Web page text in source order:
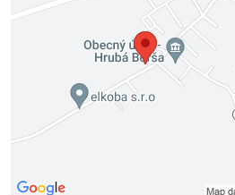
Voľbami súkromia
Prajete si načítať externý obsah?
Povoliť tentokrát
Povoliť a zapamätať - súhlas s